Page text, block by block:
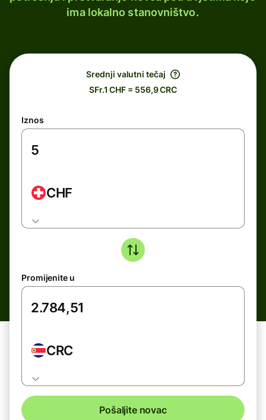
ima lokalno stanovništvo.
Srednji valutni tečaj
SFr.1 CHF = 556,9 CRC
Iznos
CHF
Promijenite u
CRC
Pošaljite novac